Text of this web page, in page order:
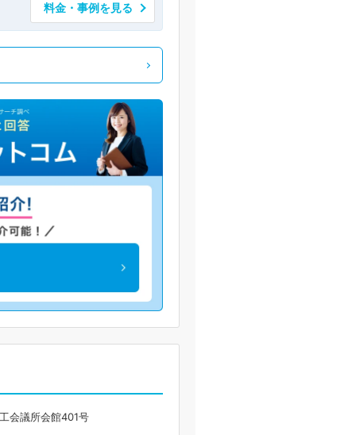
料金・事例を見る
会議所会館401号